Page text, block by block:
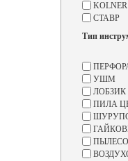
KOLNER
СТАВР
Тип
УШМ
ЛОБЗИК
ПИЛА